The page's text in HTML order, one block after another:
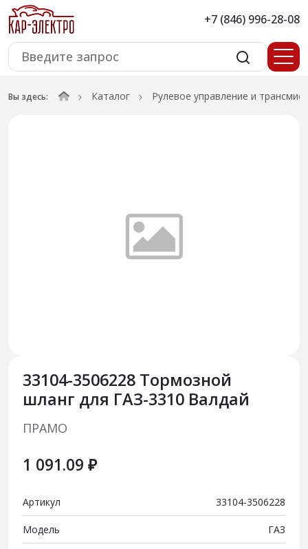
+7 (846) 996-28-08
Вы здесь: Каталог Рулевое управление и
33104-3506228 Тормозной
шланг для ГАЗ-3310 Валдай
ПРАМО
1 091.09 ₽
Артикул 33104-3506228
Модель ГАЗ